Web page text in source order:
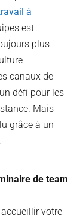
à
est
plus
canaux de
défi pour les
Mais
grâce à un
.
de team
votre